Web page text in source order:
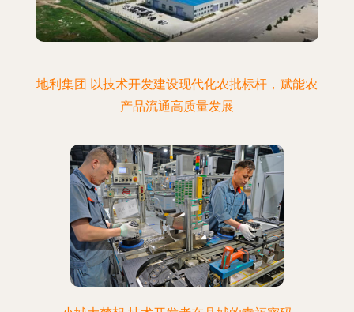
地利集团 以技术开发建设现代化农批标杆，赋能农
产品流通高质量发展